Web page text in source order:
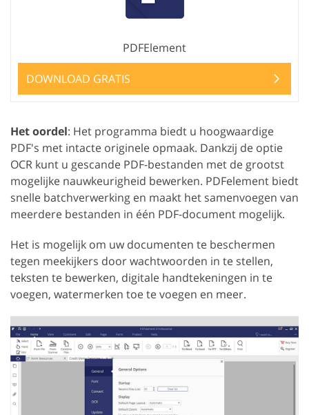
PDFElement
DOWNLOAD GRATIS
Het oordel: Het programma biedt u hoogwaardige
PDF's met intacte originele opmaak. Dankzij de optie
OCR kunt u gescande PDF-bestanden met de grootst
mogelijke nauwkeurigheid bewerken. PDFelement biedt
snelle batchverwerking en maakt het samenvoegen van
meerdere bestanden in één PDF-document mogelijk.
Het is mogelijk om uw documenten te beschermen
tegen meekijkers door wachtwoorden in te stellen,
teksten te bewerken, digitale handtekeningen in te
voegen, watermerken toe te voegen en meer.